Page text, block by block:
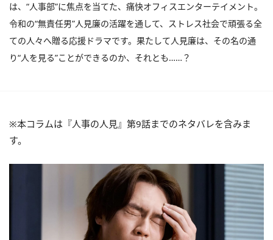
は、“人事部”に焦点を当てた、痛快オフィスエンターテイメント。
令和の“無責任男”人見廉の活躍を通して、ストレス社会で頑張る全
ての人々へ贈る応援ドラマです。果たして人見廉は、その名の通
り“人を見る”ことができるのか、それとも……？
※本コラムは『人事の人見』第9話までのネタバレを含みま
す。